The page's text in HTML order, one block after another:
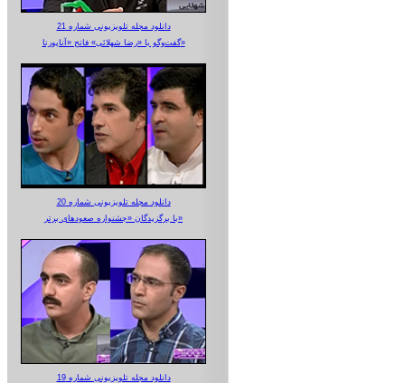
دانلود مجله تلویزیونی شماره 21
گفت‌وگو با «رضا شهلائی» فاتح «آناپورنا»
دانلود مجله تلویزیونی شماره 20
با برگزیدگان «جشنواره صعودهای برتر»
دانلود مجله تلویزیونی شماره 19